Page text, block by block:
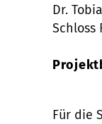
Dr.
Schloss
Für die